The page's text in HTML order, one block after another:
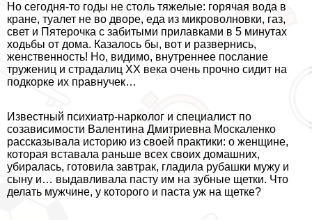
Но сегодня-то годы не столь тяжелые: горячая вода в
кране, туалет не во дворе, еда из микроволновки, газ,
свет и Пятерочка с забитыми прилавками в 5 минутах
ходьбы от дома. Казалось бы, вот и развернись,
женственность! Но, видимо, внутреннее послание
тружениц и страдалиц XX века очень прочно сидит на
подкорке их правнучек…
Известный психиатр-нарколог и специалист по
созависимости Валентина Дмитриевна Москаленко
рассказывала историю из своей пpaктики: о женщине,
которая вставала раньше всех своих домашних,
убиралась, готовила завтpaк, гладила рубашки мужу и
сыну и… выдавливала пасту им на зубные щетки. Что
делать мужчине, у которого и паста уж на щетке?